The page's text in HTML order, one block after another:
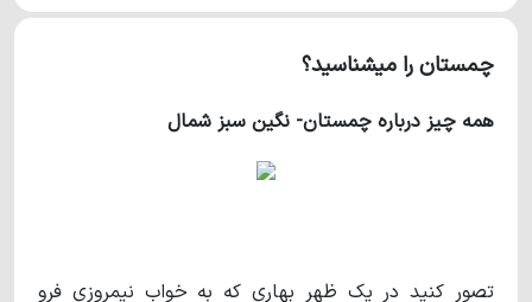
چمستان را میشناسید؟
همه چیز درباره چمستان- نگین سبز شمال
تصور کنید در یک ظهر بهاری که به خواب نیمروزی فرو